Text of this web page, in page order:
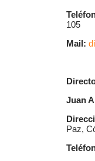
105
Mail:
Juan
Paz,